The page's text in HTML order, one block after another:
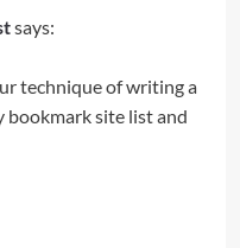
says:
technique of writing a
bookmark site list and